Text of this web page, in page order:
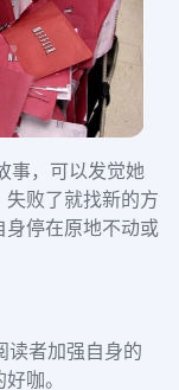
事，可以发觉她
败了就找新的方
停在原地不动或
者加强自身的
咖。